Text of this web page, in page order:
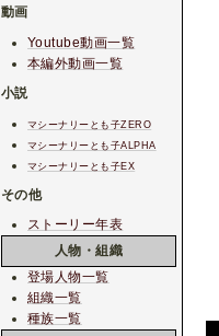
動画
Youtube動画一覧
本編外動画一覧
小説
マシーナリーとも子ZERO
マシーナリーとも子ALPHA
マシーナリーとも子EX
その他
ストーリー年表
人物・組織
登場人物一覧
組織一覧
種族一覧